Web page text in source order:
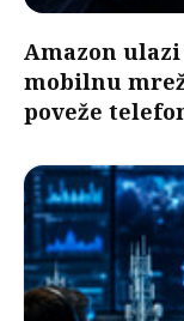
Amazon
mobilnu
poveže